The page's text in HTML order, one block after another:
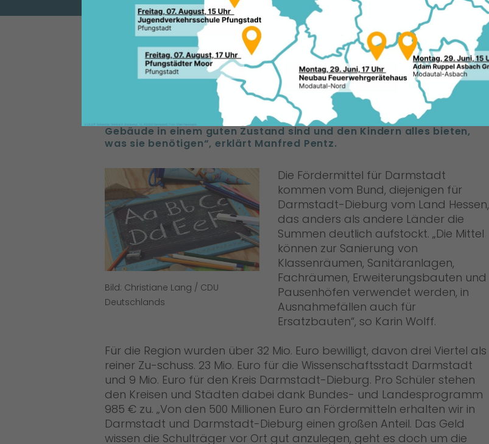
Zur Bildung gehören nicht nur ein guter Lehrplan, Bücher und
zeitgemäße Medien, sondern auch gut ausgestattete und moderne
Schulgebäude. Eine entsprechende Maßnahme aus dem neuen
Kommunalinvestitionsprogramm II, kurz KIP II, macht dies nun möglich.
Wir wünschen uns, dass unsere Schülerinnen und Schüler Spaß am
Lernen haben und gerne in die Schule gehen. Dazu gehört, dass die
Gebäude in einem guten Zustand sind und den Kindern alles bieten,
was sie benötigen“, erklärt Manfred Pentz.
Bild: Christiane Lang / CDU
Deutschlands
Die Fördermittel für Darmstadt
kommen vom Bund, diejenigen für
Darmstadt-Dieburg vom Land Hessen,
das anders als andere Länder die
Summen deutlich aufstockt. „Die Mittel
können zur Sanierung von
Klassenräumen, Sanitäranlagen,
Fachräumen, Erweiterungsbauten und
Pausenhöfen verwendet werden, in
Ausnahmefällen auch für
Ersatzbauten“, so Karin Wolff.
Für die Region wurden über 32 Mio. Euro bewilligt, davon drei Viertel als
reiner Zu-schuss. 23 Mio. Euro für die Wissenschaftsstadt Darmstadt
und 9 Mio. Euro für den Kreis Darmstadt-Dieburg. Pro Schüler stehen
den Kreisen und Städten dabei dank Bundes- und Landesprogramm
985 € zu. „Von den 500 Millionen Euro an Fördermitteln erhalten wir in
Darmstadt und Darmstadt-Dieburg einen großen Anteil. Das Geld
wissen die Schulträger vor Ort gut anzulegen, geht es doch um die